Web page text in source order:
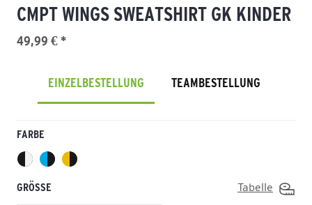
CMPT WINGS SWEATSHIRT GK KINDER
49,99 € *
EINZELBESTELLUNG TEAMBESTELLUNG
FARBE
GRÖSSE Tabelle